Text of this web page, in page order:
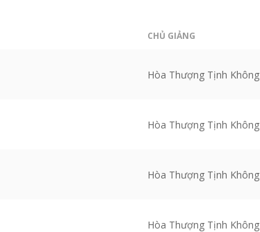
CHỦ GIẢNG
Hòa Thượng Tịnh Không
Hòa Thượng Tịnh Không
Hòa Thượng Tịnh Không
Hòa Thượng Tịnh Không